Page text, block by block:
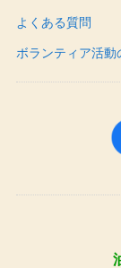
よくある質問
ボランティア活動